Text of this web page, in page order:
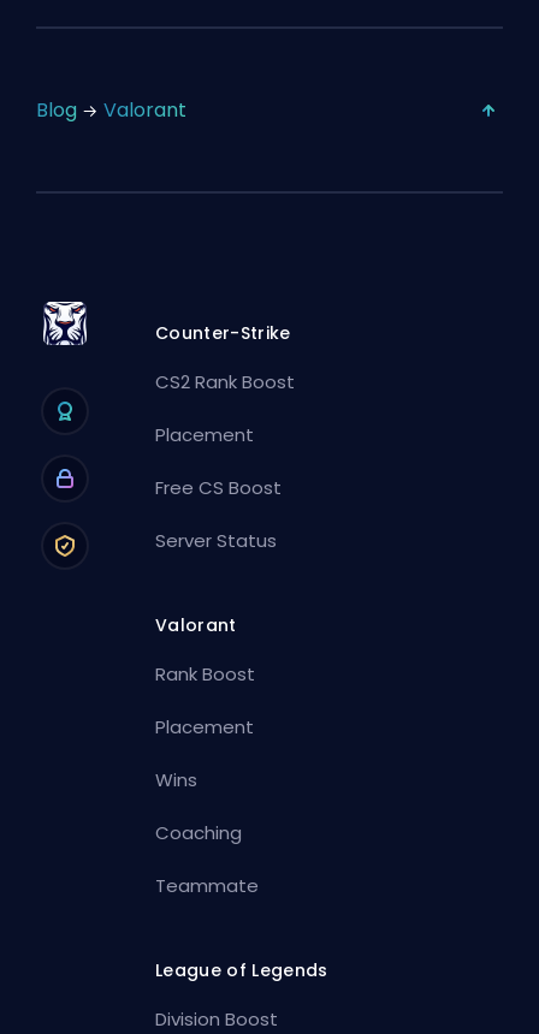
Blog Valorant
Counter-Strike
CS2 Rank Boost
Placement
Free CS Boost
Server Status
Valorant
Rank Boost
Placement
Wins
Coaching
Teammate
League of Legends
Division Boost